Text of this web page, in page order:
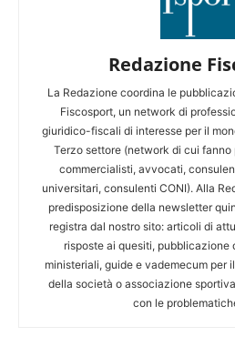
Redazione
La Redazione coordina le
Fiscosport, un network di
giuridico-fiscali di interesse per il
Terzo settore (network di cui
commercialisti, avvocati,
universitari, consulenti CONI). Alla
predisposizione della newsletter
registra dal nostro sito: articoli di
risposte ai quesiti, pubblicazione
ministeriali, guide e vademecum per
della società o associazione
con le